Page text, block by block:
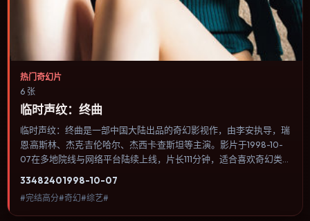
热门奇幻片
6 张
临时声纹：终曲
临时声纹：终曲是一部中国大陆出品的奇幻影视作，由李安执导，瑞
恩·高斯林、杰克·吉伦哈尔、杰西卡·查斯坦等主演。影片于1998-10-
07在多地院线与网络平台陆续上线，片长111分钟，适合喜欢奇幻类
节推进，节奏与视听语言统一，可作为休闲观影或类型片补片的选
择。
33482401998-10-07
#完结高分#奇幻#综艺#